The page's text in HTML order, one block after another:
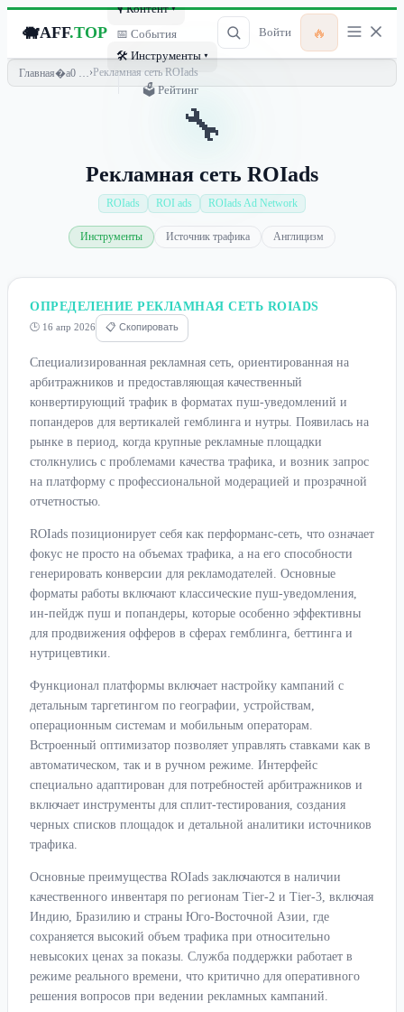
🐗AFF.TOP
🎙 Контент ▾
📅 События
🛠 Инструменты ▾
🗳 Рейтинг
Войти 🔥
Главная › Рекламная сеть ROIads
🔧
Рекламная сеть ROIads
ROIads ROI ads ROIads Ad Network
Инструменты Источник трафика Англицизм
ОПРЕДЕЛЕНИЕ РЕКЛАМНАЯ СЕТЬ ROIADS
🕒 16 апр 2026 📋 Скопировать
Специализированная рекламная сеть, ориентированная на
арбитражников и предоставляющая качественный
конвертирующий трафик в форматах пуш-уведомлений и
попандеров для вертикалей гемблинга и нутры. Появилась на
рынке в период, когда крупные рекламные площадки
столкнулись с проблемами качества трафика, и возник запрос
на платформу с профессиональной модерацией и прозрачной
отчетностью.
ROIads позиционирует себя как перформанс-сеть, что означает
фокус не просто на объемах трафика, а на его способности
генерировать конверсии для рекламодателей. Основные
форматы работы включают классические пуш-уведомления,
ин-пейдж пуш и попандеры, которые особенно эффективны
для продвижения офферов в сферах гемблинга, беттинга и
нутрицевтики.
Функционал платформы включает настройку кампаний с
детальным таргетингом по географии, устройствам,
операционным системам и мобильным операторам.
Встроенный оптимизатор позволяет управлять ставками как в
автоматическом, так и в ручном режиме. Интерфейс
специально адаптирован для потребностей арбитражников и
включает инструменты для сплит-тестирования, создания
черных списков площадок и детальной аналитики источников
трафика.
Основные преимущества ROIads заключаются в наличии
качественного инвентаря по регионам Tier-2 и Tier-3, включая
Индию, Бразилию и страны Юго-Восточной Азии, где
сохраняется высокий объем трафика при относительно
невысоких ценах за показы. Служба поддержки работает в
режиме реального времени, что критично для оперативного
решения вопросов при ведении рекламных кампаний.